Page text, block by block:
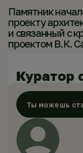
Памятник
проекту
и связанный с
проектом В.К.
Куратор
Ты можешь